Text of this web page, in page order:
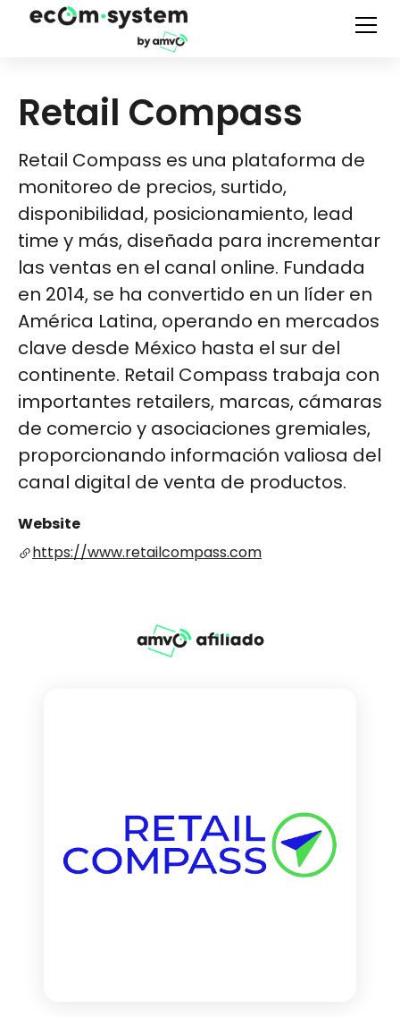
Retail Compass
Retail Compass es una plataforma de
monitoreo de precios, surtido,
disponibilidad, posicionamiento, lead
time y más, diseñada para incrementar
las ventas en el canal online. Fundada
en 2014, se ha convertido en un líder en
América Latina, operando en mercados
clave desde México hasta el sur del
continente. Retail Compass trabaja con
importantes retailers, marcas, cámaras
de comercio y asociaciones gremiales,
proporcionando información valiosa del
canal digital de venta de productos​​​​.
Website
https://www.retailcompass.com